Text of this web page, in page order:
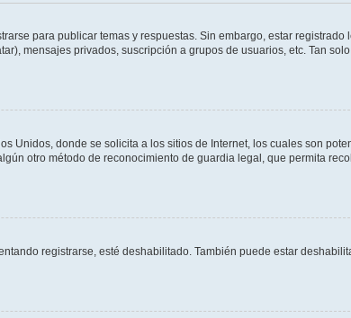
para publicar temas y respuestas. Sin embargo, estar registrado
mensajes privados, suscripción a grupos de usuarios, etc. Tan
Unidos, donde se solicita a los sitios de Internet, los cuales son
otro método de reconocimiento de guardia legal, que permita
registrarse, esté deshabilitado. También puede estar